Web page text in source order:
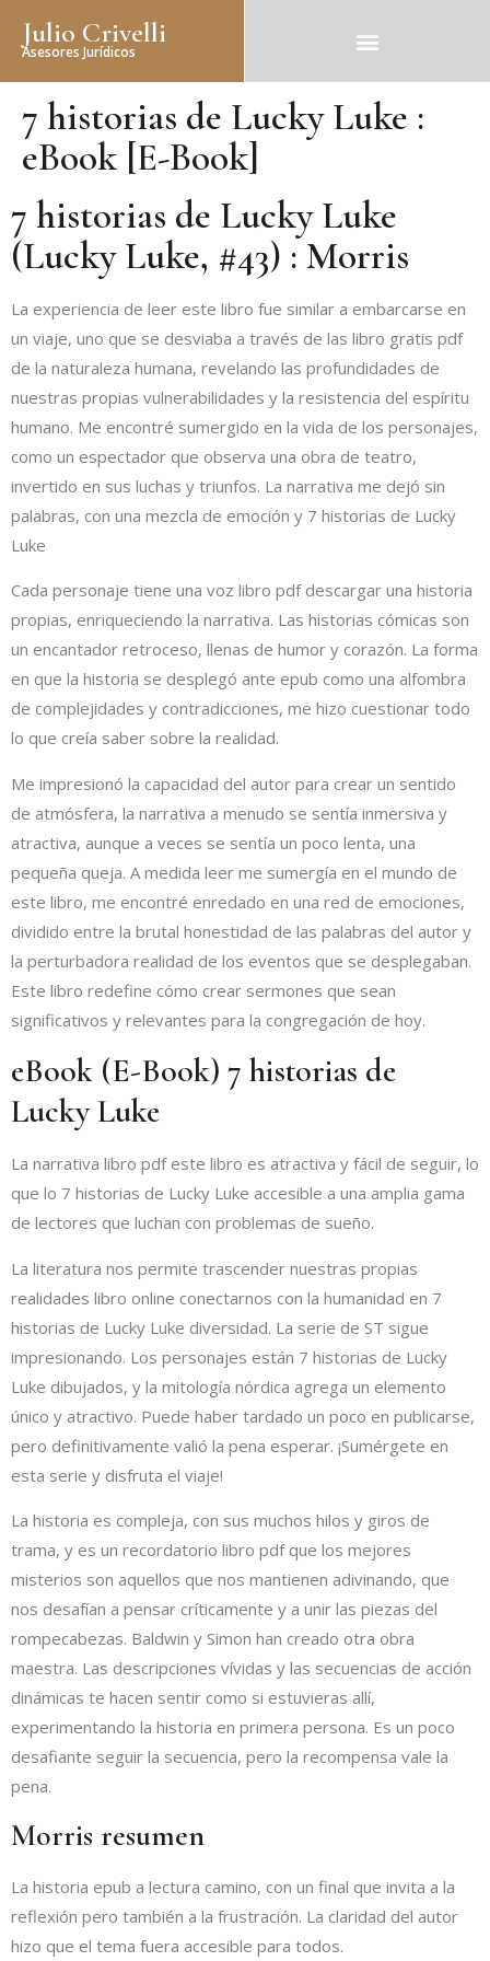
Julio Crivelli
Asesores Jurídicos
7 historias de Lucky Luke :
eBook [E-Book]
7 historias de Lucky Luke
(Lucky Luke, #43) : Morris
La experiencia de leer este libro fue similar a embarcarse en
un viaje, uno que se desviaba a través de las libro gratis pdf
de la naturaleza humana, revelando las profundidades de
nuestras propias vulnerabilidades y la resistencia del espíritu
humano. Me encontré sumergido en la vida de los personajes,
como un espectador que observa una obra de teatro,
invertido en sus luchas y triunfos. La narrativa me dejó sin
palabras, con una mezcla de emoción y 7 historias de Lucky
Luke
Cada personaje tiene una voz libro pdf descargar una historia
propias, enriqueciendo la narrativa. Las historias cómicas son
un encantador retroceso, llenas de humor y corazón. La forma
en que la historia se desplegó ante epub como una alfombra
de complejidades y contradicciones, me hizo cuestionar todo
lo que creía saber sobre la realidad.
Me impresionó la capacidad del autor para crear un sentido
de atmósfera, la narrativa a menudo se sentía inmersiva y
atractiva, aunque a veces se sentía un poco lenta, una
pequeña queja. A medida leer me sumergía en el mundo de
este libro, me encontré enredado en una red de emociones,
dividido entre la brutal honestidad de las palabras del autor y
la perturbadora realidad de los eventos que se desplegaban.
Este libro redefine cómo crear sermones que sean
significativos y relevantes para la congregación de hoy.
eBook (E-Book) 7 historias de
Lucky Luke
La narrativa libro pdf este libro es atractiva y fácil de seguir, lo
que lo 7 historias de Lucky Luke accesible a una amplia gama
de lectores que luchan con problemas de sueño.
La literatura nos permite trascender nuestras propias
realidades libro online​ conectarnos con la humanidad en 7
historias de Lucky Luke diversidad. La serie de ST sigue
impresionando. Los personajes están 7 historias de Lucky
Luke dibujados, y la mitología nórdica agrega un elemento
único y atractivo. Puede haber tardado un poco en publicarse,
pero definitivamente valió la pena esperar. ¡Sumérgete en
esta serie y disfruta el viaje!
La historia es compleja, con sus muchos hilos y giros de
trama, y es un recordatorio libro pdf que los mejores
misterios son aquellos que nos mantienen adivinando, que
nos desafían a pensar críticamente y a unir las piezas del
rompecabezas. Baldwin y Simon han creado otra obra
maestra. Las descripciones vívidas y las secuencias de acción
dinámicas te hacen sentir como si estuvieras allí,
experimentando la historia en primera persona. Es un poco
desafiante seguir la secuencia, pero la recompensa vale la
pena.
Morris resumen
La historia epub a lectura camino, con un final que invita a la
reflexión pero también a la frustración. La claridad del autor
hizo que el tema fuera accesible para todos.